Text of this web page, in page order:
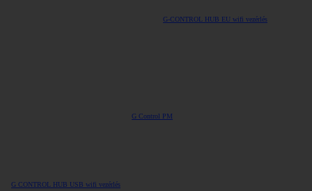
G-CONTROL HUB EU wifi vezérlés
G CONTROL HUB USB wifi vezérlés
G Control PM